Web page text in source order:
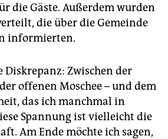
die Gäste. Außerdem wurden
die über die Gemeinde
informierten.
Diskrepanz: Zwischen der
offenen Moschee – und dem
das ich manchmal in
Spannung ist vielleicht die
Am Ende möchte ich sagen,